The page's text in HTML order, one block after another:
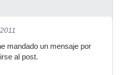
mandado un mensaje por
al post.